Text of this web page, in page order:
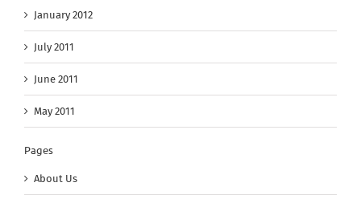
January 2012
July 2011
June 2011
May 2011
Pages
About Us